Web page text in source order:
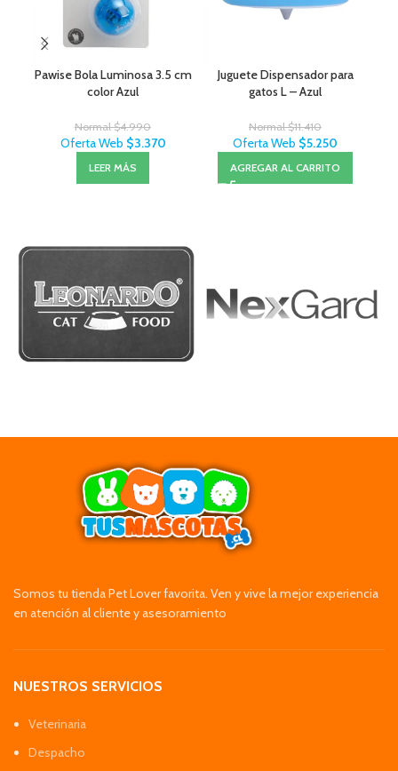
Pawise Bola Luminosa 3.5 cm
color Azul
Normal$4.990
Oferta Web $3.370
LEER MÁS
Juguete Dispensador para
gatos L – Azul
Normal$11.410
Oferta Web $5.250
AGREGAR AL CARRITO
Somos tu tienda Pet Lover favorita. Ven y vive la mejor experiencia
en atención al cliente y asesoramiento
NUESTROS SERVICIOS
Veterinaria
Despacho